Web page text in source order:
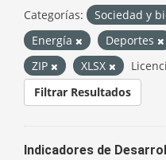
Categorías: Sociedad y
Energía
Deportes
ZIP
XLSX
Filtrar Resultados
Indicadores de